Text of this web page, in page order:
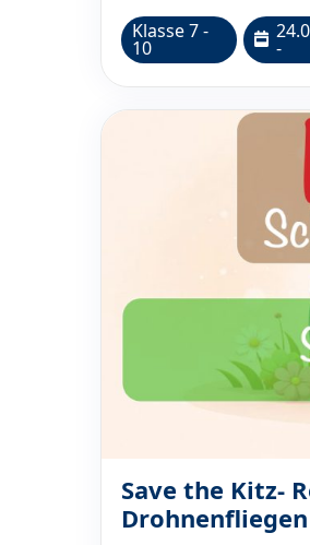
Klasse 7 -
10 -
Save the Kitz-